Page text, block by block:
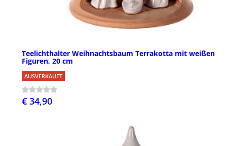
Teelichthalter Weihnachtsbaum Terrakotta mit weißen
Figuren, 20 cm
AUSVERKAUFT
€ 34,90